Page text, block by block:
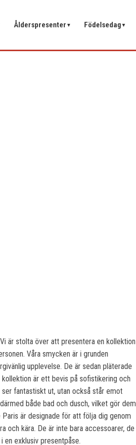
Ålderspresenter ▼ Födelsedag ▼
är stolta över att presentera en kollektion
Våra smycken är i grunden
upplevelse. De är sedan pläterade
är ett bevis på sofistikering och
fantastiskt ut, utan också står emot
både bad och dusch, vilket gör dem
är designade för att följa dig genom
och kära. De är inte bara accessoarer, de
en exklusiv presentpåse.